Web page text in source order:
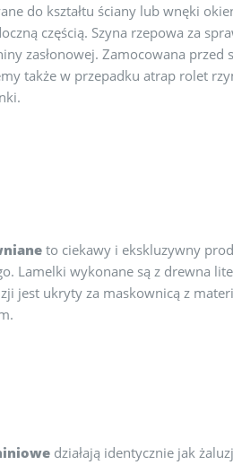
do kształtu ściany lub wnęki
częścią. Szyna rzepowa za
zasłonowej. Zamocowana przed
także w przepadku atrap rolet
to ciekawy i ekskluzywny
Lamelki wykonane są z drewna
jest ukryty za maskownicą z
działają identycznie jak